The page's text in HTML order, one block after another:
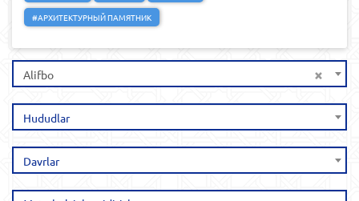
#АРХИТЕКТУРНЫЙ ПАМЯТНИК
×
Alifbo
Hududlar
Davrlar